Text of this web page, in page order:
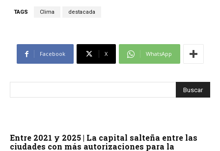
TAGS Clima destacada
Facebook X WhatsApp
Entre 2021 y 2025 | La capital salteña entre las
ciudades con más autorizaciones para la